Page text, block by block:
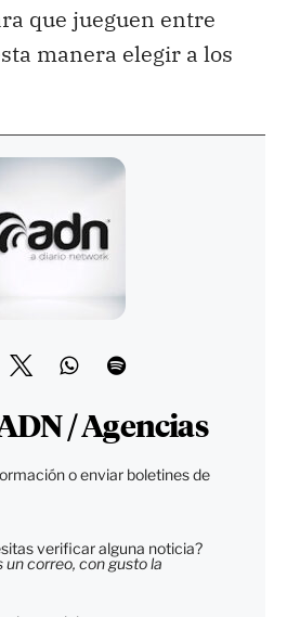
que jueguen entre
manera elegir a los
/ Agencias
o enviar boletines de
verificar alguna noticia?
un correo, con gusto la